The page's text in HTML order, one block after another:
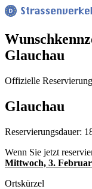
Glauchau
Offizielle
Glauchau
Reservierungsdauer:
Wenn Sie jetzt
Mittwoch, 3.
Ortskürzel